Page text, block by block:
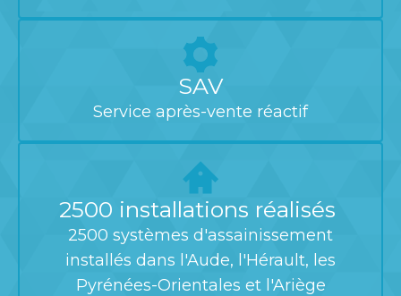
SAV
Service après-vente réactif
2500 installations réalisés
2500 systèmes d'assainissement
installés dans l'Aude, l'Hérault, les
Pyrénées-Orientales et l'Ariège